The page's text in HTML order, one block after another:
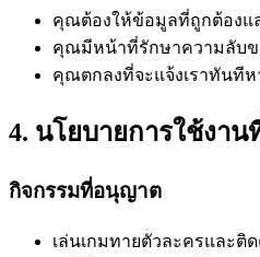
คุณต้องให้ข้อมูลที่ถูกต้องแ
คุณมีหน้าที่รักษาความลับ
คุณตกลงที่จะแจ้งเราทันที
4. นโยบายการใช้งาน
กิจกรรมที่อนุญาต
เล่นเกมทายตัวละครและ